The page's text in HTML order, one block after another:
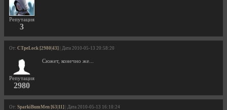
Репутация
3
От: CTpeLock [2980|43] | Дата 2010-05-13 20:58:20
Репутация
2980
Сюжет, конечно же...
От: SparkiBumMen [63|11] | Дата 2010-05-13 16:10:24